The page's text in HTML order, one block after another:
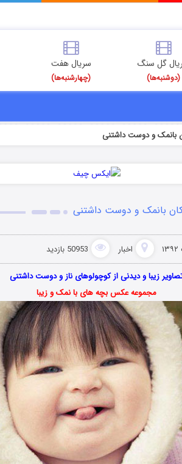
گل سنگ
(دوشنبه‌ها)
سریال هفت
(چهارشنبه‌ها)
و دوست داشتنی
بانمک و دوست داشتنی
اخبار 50953 بازدید
زیبا و دیدنی از کوچولوهای ناز و دوست داشتنی
مجموعه عکس بچه های با نمک و زیبا